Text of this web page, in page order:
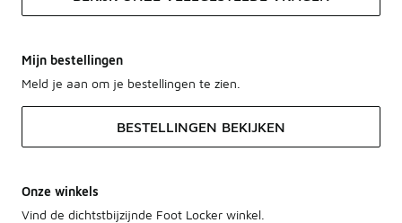
Mijn bestellingen
Meld je aan om je bestellingen te zien.
BESTELLINGEN BEKIJKEN
Onze winkels
Vind de dichtstbijzijnde Foot Locker winkel.